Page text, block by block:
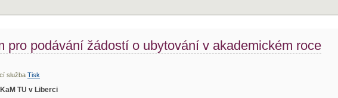
pro podávání žádostí o ubytování v akademickém roce
služba Tisk
TU v Liberci